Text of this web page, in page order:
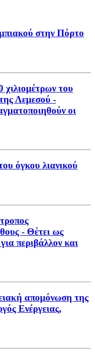
στην Πόρτο
χιλιομέτρων του
Λεμεσού -
οι
όγκου λιανικού
- Θέτει ως
περιβάλλον και
απομόνωση της
Ενέργειας,